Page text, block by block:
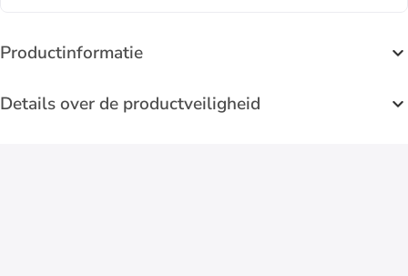
Productinformatie
Details over de productveiligheid